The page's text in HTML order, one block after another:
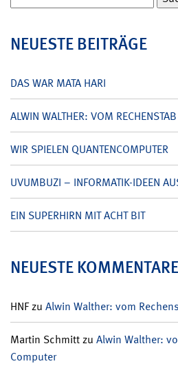
nach:
NEUESTE BEITRÄGE
DAS WAR MATA HARI
ALWIN WALTHER: VOM
WIR SPIELEN QUANTENCOMPUTER
UVUMBUZI – INFORMATIK-IDEEN
EIN SUPERHIRN MIT ACHT BIT
NEUESTE KOMMENTARE
HNFzu Alwin Walther: vom
Martin Schmittzu Alwin Walther:
Computer